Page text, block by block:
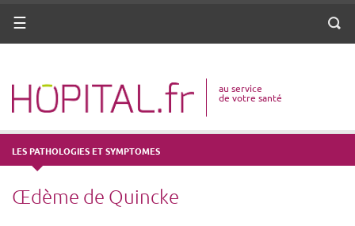
ANNUAIRE
VOTRE SANTÉ
DROITS & DÉMARCHES
MISSIONS
MÉTIERS
Menu
au service
de votre santé
LES PATHOLOGIES ET SYMPTOMES
Œdème de Quincke